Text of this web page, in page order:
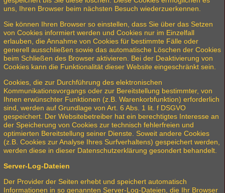
uns, Ihren Browser beim nächsten Besuch wiederzuerkennen.
Sie können Ihren Browser so einstellen, dass Sie über das Setzen
von Cookies informiert werden und Cookies nur im Einzelfall
erlauben, die Annahme von Cookies für bestimmte Fälle oder
generell ausschließen sowie das automatische Löschen der Cookies
beim Schließen des Browser aktivieren. Bei der Deaktivierung von
Cookies kann die Funktionalität dieser Website eingeschränkt sein.
Cookies, die zur Durchführung des elektronischen
Kommunikationsvorgangs oder zur Bereitstellung bestimmter, von
Ihnen erwünschter Funktionen (z.B. Warenkorbfunktion) erforderlich
sind, werden auf Grundlage von Art. 6 Abs. 1 lit. f DSGVO
gespeichert. Der Websitebetreiber hat ein berechtigtes Interesse an
der Speicherung von Cookies zur technisch fehlerfreien und
optimierten Bereitstellung seiner Dienste. Soweit andere Cookies
(z.B. Cookies zur Analyse Ihres Surfverhaltens) gespeichert werden,
werden diese in dieser Datenschutzerklärung gesondert behandelt.
Server-Log-Dateien
Der Provider der Seiten erhebt und speichert automatisch
Informationen in so genannten Server-Log-Dateien, die Ihr Browser